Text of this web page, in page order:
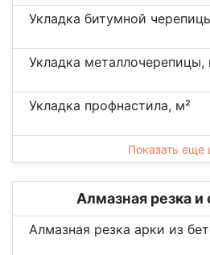
Укладка битумной
Укладка металлочерепицы,
Укладка профнастила, м²
Показать еще
Алмазная резка и
Алмазная резка арки из